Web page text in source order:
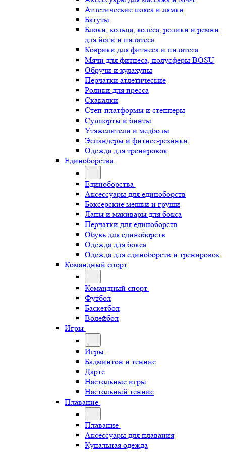
Атлетические пояса и лямки
Батуты
Блоки, кольца, колёса, ролики и ремни
для йоги и пилатеса
Коврики для фитнеса и пилатеса
Мячи для фитнеса, полусферы BOSU
Обручи и хулахупы
Перчатки атлетические
Ролики для пресса
Скакалки
Степ-платформы и степперы
Суппорты и бинты
Утяжелители и медболы
Эспандеры и фитнес-резинки
Одежда для тренировок
Единоборства
Единоборства
Аксессуары для единоборств
Боксерские мешки и груши
Лапы и макивары для бокса
Перчатки для единоборств
Обувь для единоборств
Одежда для бокса
Одежда для единоборств и тренировок
Командный спорт
Командный спорт
Футбол
Баскетбол
Волейбол
Игры
Игры
Бадминтон и теннис
Дартс
Настольные игры
Настольный теннис
Плавание
Плавание
Аксессуары для плавания
Купальная одежда